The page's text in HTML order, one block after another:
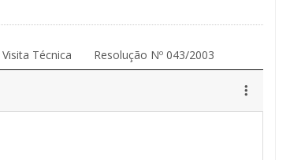
Técnica Resolução Nº 043/2003